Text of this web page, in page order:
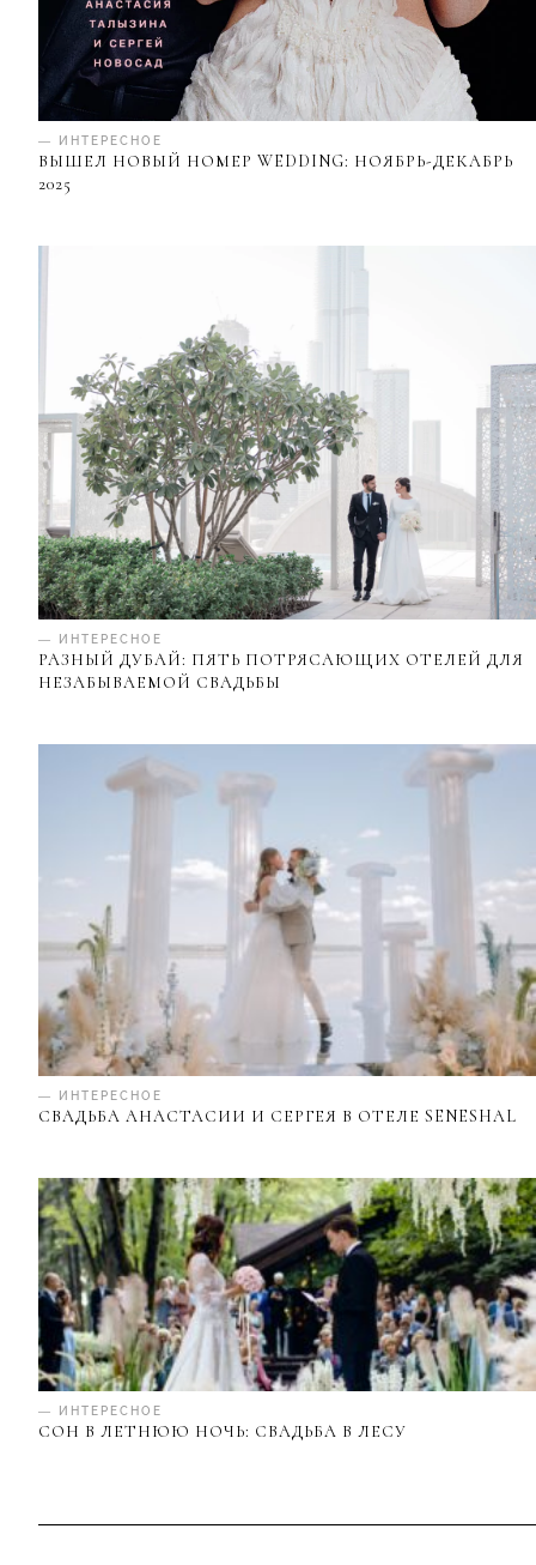
— ИНТЕРЕСНОЕ
ВЫШЕЛ НОВЫЙ НОМЕР WEDDING: НОЯБРЬ-ДЕКАБРЬ
2025
— ИНТЕРЕСНОЕ
РАЗНЫЙ ДУБАЙ: ПЯТЬ ПОТРЯСАЮЩИХ ОТЕЛЕЙ ДЛЯ
НЕЗАБЫВАЕМОЙ СВАДЬБЫ
— ИНТЕРЕСНОЕ
СВАДЬБА АНАСТАСИИ И СЕРГЕЯ В ОТЕЛЕ SENESHAL
— ИНТЕРЕСНОЕ
СОН В ЛЕТНЮЮ НОЧЬ: СВАДЬБА В ЛЕСУ